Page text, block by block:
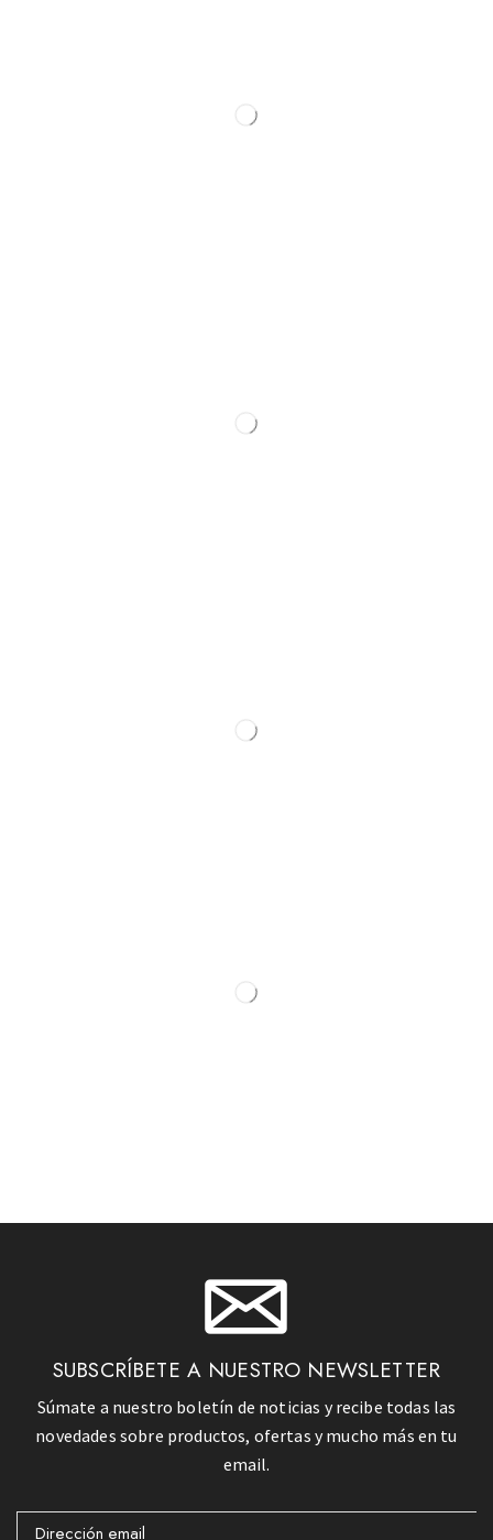
SUBSCRÍBETE A NUESTRO NEWSLETTER
Súmate a nuestro boletín de noticias y recibe todas las
novedades sobre productos, ofertas y mucho más en tu
email.